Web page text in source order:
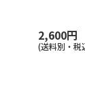
2,600円
(送料別・税